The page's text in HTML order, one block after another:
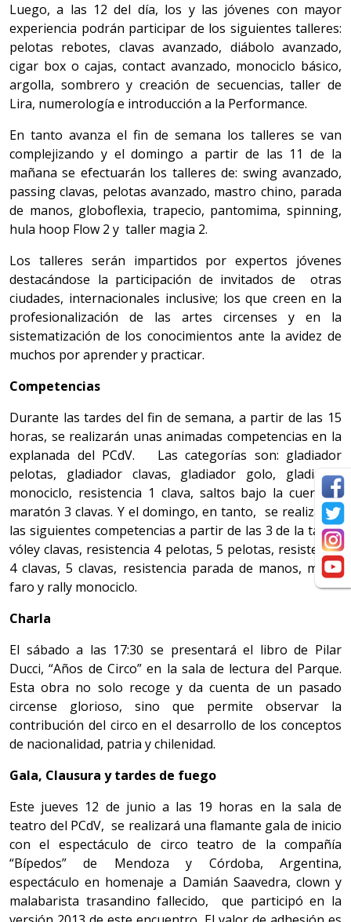
Luego, a las 12 del día, los y las jóvenes con mayor
experiencia podrán participar de los siguientes talleres:
pelotas rebotes, clavas avanzado, diábolo avanzado,
cigar box o cajas, contact avanzado, monociclo básico,
argolla, sombrero y creación de secuencias, taller de
Lira, numerología e introducción a la Performance.
En tanto avanza el fin de semana los talleres se van
complejizando y el domingo a partir de las 11 de la
mañana se efectuarán los talleres de: swing avanzado,
passing clavas, pelotas avanzado, mastro chino, parada
de manos, globoflexia, trapecio, pantomima, spinning,
hula hoop Flow 2 y taller magia 2.
Los talleres serán impartidos por expertos jóvenes
destacándose la participación de invitados de otras
ciudades, internacionales inclusive; los que creen en la
profesionalización de las artes circenses y en la
sistematización de los conocimientos ante la avidez de
muchos por aprender y practicar.
Competencias
Durante las tardes del fin de semana, a partir de las 15
horas, se realizarán unas animadas competencias en la
explanada del PCdV. Las categorías son: gladiador
pelotas, gladiador clavas, gladiador golo, gladiador
monociclo, resistencia 1 clava, saltos bajo la cuerda y
maratón 3 clavas. Y el domingo, en tanto, se realizarán
las siguientes competencias a partir de las 3 de la tarde:
vóley clavas, resistencia 4 pelotas, 5 pelotas, resistencia
4 clavas, 5 clavas, resistencia parada de manos, mejor
faro y rally monociclo.
Charla
El sábado a las 17:30 se presentará el libro de Pilar
Ducci, “Años de Circo” en la sala de lectura del Parque.
Esta obra no solo recoge y da cuenta de un pasado
circense glorioso, sino que permite observar la
contribución del circo en el desarrollo de los conceptos
de nacionalidad, patria y chilenidad.
Gala, Clausura y tardes de fuego
Este jueves 12 de junio a las 19 horas en la sala de
teatro del PCdV, se realizará una flamante gala de inicio
con el espectáculo de circo teatro de la compañía
“Bípedos” de Mendoza y Córdoba, Argentina,
espectáculo en homenaje a Damián Saavedra, clown y
malabarista trasandino fallecido, que participó en la